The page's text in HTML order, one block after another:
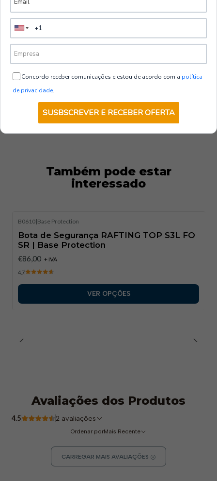
Durabilidade e Resistência:Construção robusta
com materiais de alta qualidade assegura uma longa
vida útil e resistência a altas temperaturas e
hidrocarbonetos.
Áreas de Utilização:
Indústria de Construção
Serviços de Manutenção
UNI EN ISO 20345:2012 S1P HRO SRC
Normas DGUV112-191
Sapato de Segurança YODA S3L HI CI HRO
FO SR | Lavoro
Disponível para Orçamentação.
VER DETALHES
Também pode estar
interessado
B0610|Base Protection
Bota de Segurança RAFTING TOP S3L FO
SR | Base Protection
€86,00 + IVA
4.7
VER OPÇÕES
Avaliações dos Produtos
4.5 2 avaliações
Ordenar porMais Recente
CARREGAR MAIS AVALIAÇÕES
Concordo receber comunicações e estou de acordo com a política
de privacidade.
SUSBSCREVER E RECEBER OFERTA